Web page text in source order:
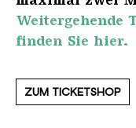
Weitergehende
finden Sie hier.
ZUM TICKETSHOP